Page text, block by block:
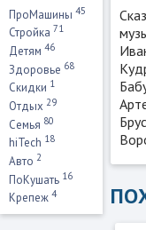
ПроМашины 45
Стройка 71
Детям 46
Здоровье 68
Скидки 1
Отдых 29
Семья 80
hiTech 18
Авто 2
ПоКушать 16
Крепеж 4